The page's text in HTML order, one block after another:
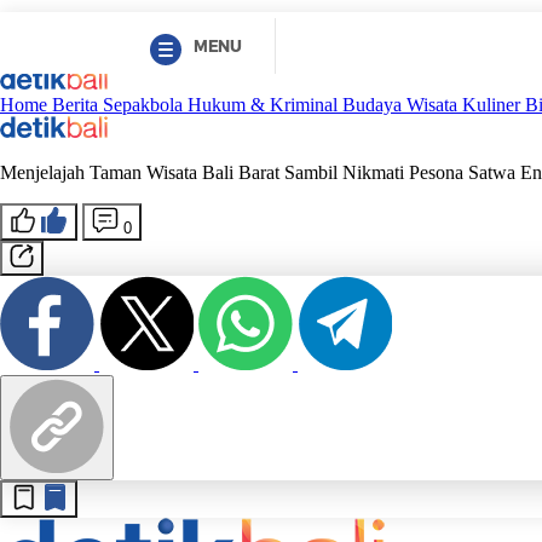
MENU
Home Berita Sepakbola Hukum & Kriminal Budaya Wisata Kuliner
Menjelajah Taman Wisata Bali Barat Sambil Nikmati Pesona Satwa
0